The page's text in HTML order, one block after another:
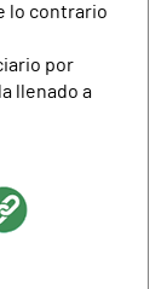
lo contrario
por
llenado a